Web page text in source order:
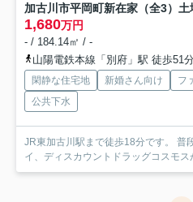
加古川市平岡町新在家（全3）
1,680万円
- / 184.14㎡ / -
山陽電鉄本線「別府」駅 徒歩51
閑静な住宅地 新婚さん向け フ
公共下水
JR東加古川駅まで徒歩18分です。 普
イ、ディスカウントドラッグコスモス